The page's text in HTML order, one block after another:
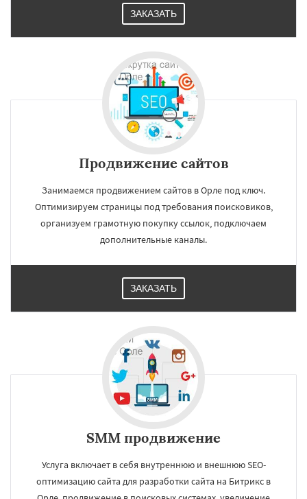
ЗАКАЗАТЬ
Продвижение сайтов
Занимаемся продвижением сайтов в Орле под ключ.
Оптимизируем страницы под требования поисковиков,
организуем грамотную покупку ссылок, подключаем
дополнительные каналы.
ЗАКАЗАТЬ
SMM продвижение
Услуга включает в себя внутреннюю и внешнюю SEO-
оптимизацию сайта для разработки сайта на Битрикс в